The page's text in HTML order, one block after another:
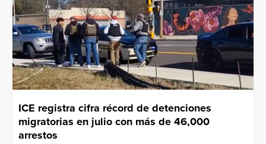
ICE registra cifra récord de detenciones
migratorias en julio con más de 46,000
arrestos